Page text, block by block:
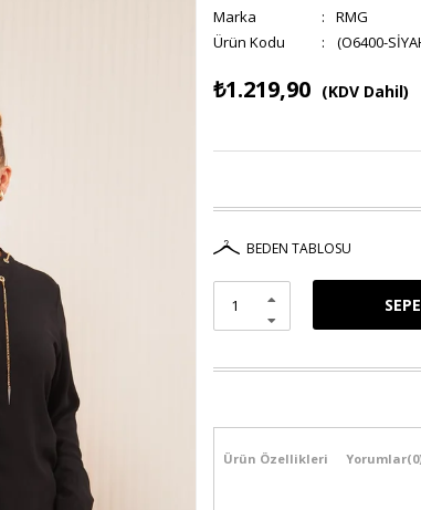
Marka :
RMG
(O6400-
₺1.219,90 (KDV Dahil)
BEDEN TABLOSU
Ürün Özellikleri Yorumlar